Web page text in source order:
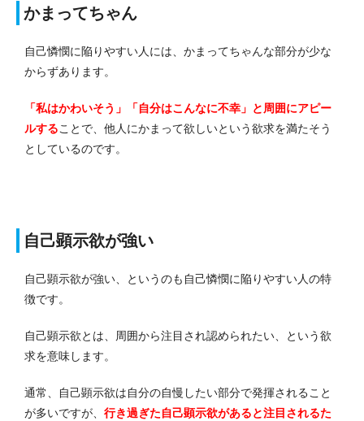
かまってちゃん
自己憐憫に陥りやすい人には、かまってちゃんな部分が少な
からずあります。
「私はかわいそう」「自分はこんなに不幸」と周囲にアピー
ルすることで、他人にかまって欲しいという欲求を満たそう
としているのです。
自己顕示欲が強い
自己顕示欲が強い、というのも自己憐憫に陥りやすい人の特
徴です。
自己顕示欲とは、周囲から注目され認められたい、という欲
求を意味します。
通常、自己顕示欲は自分の自慢したい部分で発揮されること
が多いですが、 行き過ぎた自己顕示欲があると注目されるた